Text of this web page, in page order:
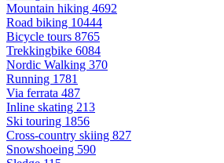
Mountain hiking 4692
Road biking 10444
Bicycle tours 8765
Trekkingbike 6084
Nordic Walking 370
Running 1781
Via ferrata 487
Inline skating 213
Ski touring 1856
Cross-country skiing 827
Snowshoeing 590